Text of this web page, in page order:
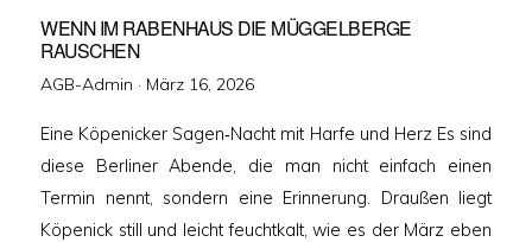
WENN IM RABENHAUS DIE MÜGGELBERGE
RAUSCHEN
AGB-Admin · Veröffentlicht
März 16, 2026
Eine Köpenicker Sagen‑Nacht mit Harfe und Herz Es sind
diese Berliner Abende, die man nicht einfach einen
Termin nennt, sondern eine Erinnerung. Draußen liegt
Köpenick still und leicht feuchtkalt, wie es der März eben